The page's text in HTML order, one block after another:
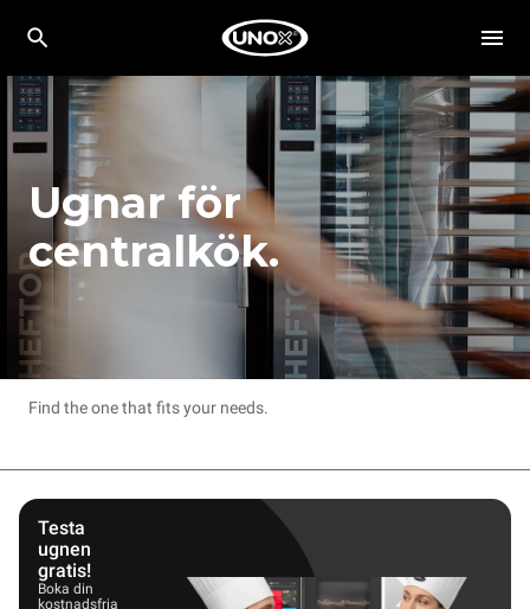
Ugnar för
centralkök.
Find the one that fits your needs.
Testa
ugnen
gratis!
Boka din
kostnadsfria